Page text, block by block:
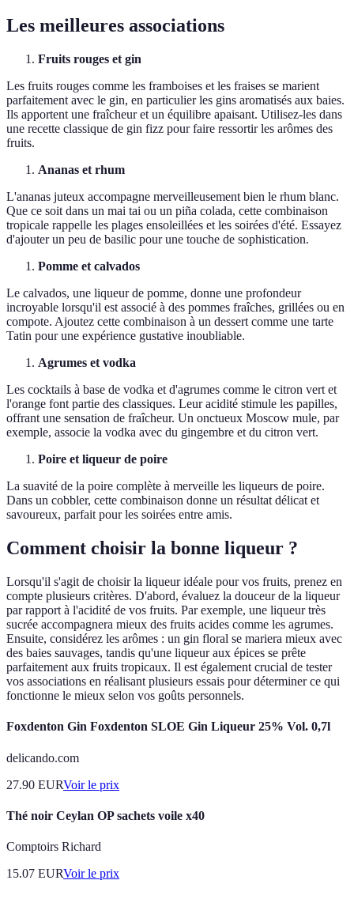
Les meilleures associations
Fruits rouges et gin
Les fruits rouges comme les framboises et les fraises se marient
parfaitement avec le gin, en particulier les gins aromatisés aux baies.
Ils apportent une fraîcheur et un équilibre apaisant. Utilisez-les dans
une recette classique de gin fizz pour faire ressortir les arômes des
fruits.
Ananas et rhum
L'ananas juteux accompagne merveilleusement bien le rhum blanc.
Que ce soit dans un mai tai ou un piña colada, cette combinaison
tropicale rappelle les plages ensoleillées et les soirées d'été. Essayez
d'ajouter un peu de basilic pour une touche de sophistication.
Pomme et calvados
Le calvados, une liqueur de pomme, donne une profondeur
incroyable lorsqu'il est associé à des pommes fraîches, grillées ou en
compote. Ajoutez cette combinaison à un dessert comme une tarte
Tatin pour une expérience gustative inoubliable.
Agrumes et vodka
Les cocktails à base de vodka et d'agrumes comme le citron vert et
l'orange font partie des classiques. Leur acidité stimule les papilles,
offrant une sensation de fraîcheur. Un onctueux Moscow mule, par
exemple, associe la vodka avec du gingembre et du citron vert.
Poire et liqueur de poire
La suavité de la poire complète à merveille les liqueurs de poire.
Dans un cobbler, cette combinaison donne un résultat délicat et
savoureux, parfait pour les soirées entre amis.
Comment choisir la bonne liqueur ?
Lorsqu'il s'agit de choisir la liqueur idéale pour vos fruits, prenez en
compte plusieurs critères. D'abord, évaluez la douceur de la liqueur
par rapport à l'acidité de vos fruits. Par exemple, une liqueur très
sucrée accompagnera mieux des fruits acides comme les agrumes.
Ensuite, considérez les arômes : un gin floral se mariera mieux avec
des baies sauvages, tandis qu'une liqueur aux épices se prête
parfaitement aux fruits tropicaux. Il est également crucial de tester
vos associations en réalisant plusieurs essais pour déterminer ce qui
fonctionne le mieux selon vos goûts personnels.
Foxdenton Gin Foxdenton SLOE Gin Liqueur 25% Vol. 0,7l
delicando.com
27.90 EURVoir le prix
Thé noir Ceylan OP sachets voile x40
Comptoirs Richard
15.07 EURVoir le prix